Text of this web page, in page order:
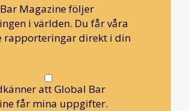
Magazine följer
i världen. Du får våra
rapporteringar direkt i din
att Global Bar
får mina uppgifter.